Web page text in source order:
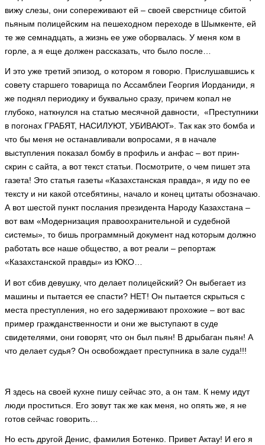
вижу слезы, они сопереживают ей – своей сверстнице сбитой
пьяным полицейским на пешеходном переходе в Шымкенте, ей
те же семнадцать, а жизнь ее уже оборвалась. У меня ком в
горле, а я еще должен рассказать, что было после…
И это уже третий эпизод, о котором я говорю. Прислушавшись к
совету старшего товарища по Ассамблеи Георгия Иорданиди, я
же поднял периодику и буквально сразу, причем копал не
глубоко, наткнулся на статью месячной давности, «Преступники
в погонах ГРАБЯТ, НАСИЛУЮТ, УБИВАЮТ». Так как это бомба и
что бы меня не останавливали вопросами, я в начале
выступления показал бомбу в профиль и анфас – вот прин-
скрин с сайта, а вот текст статьи. Посмотрите, о чем пишет эта
газета! Это статья газеты «Казахстанская правда», я иду по ее
тексту и ни какой отсебятины, начало и конец цитаты обозначаю.
А вот шестой пункт послания президента Народу Казахстана –
вот вам «Модернизация правоохранительной и судебной
системы», то бишь программный документ над которым должно
работать все наше общество, а вот реали – репортаж
«Казахстанской правды» из ЮКО…
И вот сбив девушку, что делает полицейский? Он выбегает из
машины и пытается ее спасти? НЕТ! Он пытается скрыться с
места преступления, но его задерживают прохожие – вот вас
пример гражданственности и они же выступают в суде
свидетелями, они говорят, что он был пьян! В дрыбаган пьян! А
что делает судья? Он освобождает преступника в зале суда!!!
Я здесь на своей кухне пишу сейчас это, а он там. К нему идут
люди проститься. Его зовут так же как меня, но опять же, я не
готов сейчас говорить…
Но есть другой Денис, фамилия Ботенко. Привет Актау! И его я